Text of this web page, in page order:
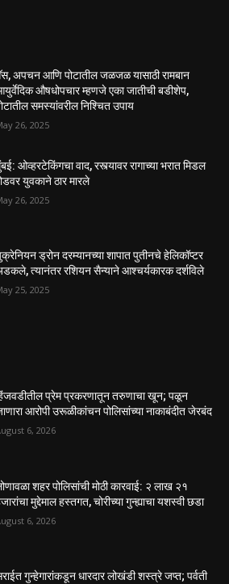
अपचन आणि पोटातील जळजळ यासाठी रामबान
औषधोपचार म्हणजे एका जातीची बडीशेप,
समस्यांवरील निश्चित उपाय
26, 2025
ओव्हरटेकिंगचा वाद, रस्त्यावर रागाच्या भरात मिडल
युवकाने ठार मारले
26, 2025
ड्रोन दरम्यानच्या शापात पुतीनचे हेलिकॉप्टर
त्यानंतर रशियन सैन्याने आश्चर्यकारक दर्शविले
25, 2025
प्रेम प्रकरणातून तरुणाचा खून; पळून
आरोपी उरूळीकांचन पोलिसांच्या नाकाबंदीत जेरबंद
6, 2026
शहर पोलिसांची मोठी कारवाई: २ लाख २१
मुद्देमाल हस्तगत, चोरीच्या गुन्ह्याचा यशस्वी छडा
6, 2026
गुन्हेगारांकडून धारदार लोखंडी शस्त्रे जप्त; पर्वती